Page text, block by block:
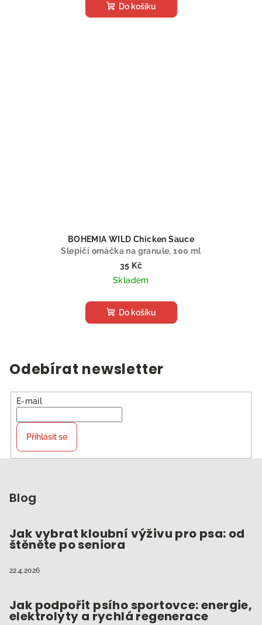
Do košíku
BOHEMIA WILD Chicken Sauce
Slepičí omáčka na granule, 100 ml
35 Kč
Skladem
Do košíku
Odebírat newsletter
E-mail
Přihlásit se
Blog
Jak vybrat kloubní výživu pro psa: od
štěněte po seniora
22.4.2026
Jak podpořit psího sportovce: energie,
elektrolyty a rychlá regenerace